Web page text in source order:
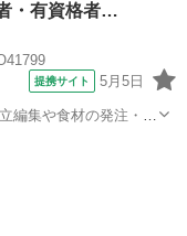
・有資格者…
提携サイト 5月5日
編集や食材の発注・在